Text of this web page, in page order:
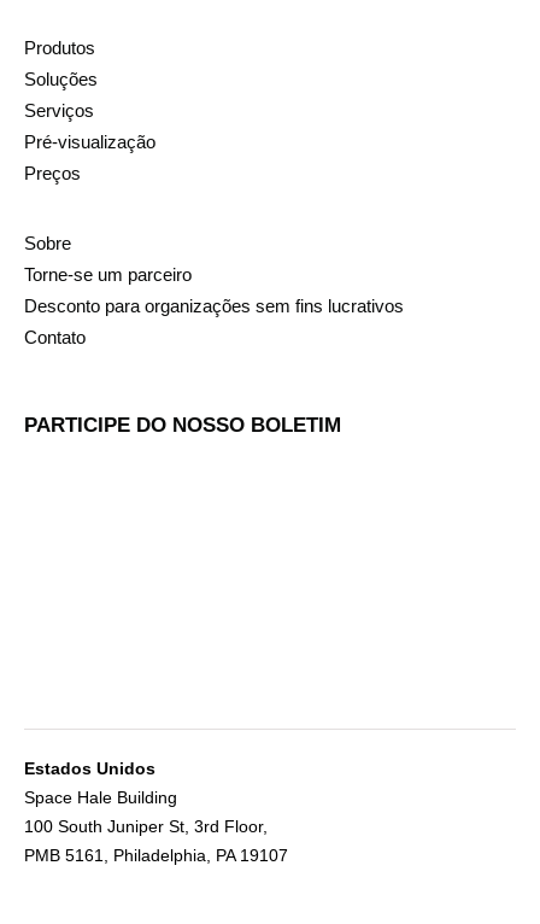
Produtos
Soluções
Serviços
Pré-visualização
Preços
Sobre
Torne-se um parceiro
Desconto para organizações sem fins lucrativos
Contato
PARTICIPE DO NOSSO BOLETIM
Estados Unidos
Space Hale Building
100 South Juniper St, 3rd Floor,
PMB 5161, Philadelphia, PA 19107